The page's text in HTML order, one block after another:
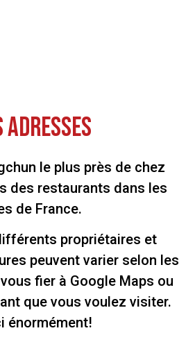
Adresses
le plus près de chez
des restaurants dans les
de France.
propriétaires et
peuvent varier selon les
fier à Google Maps ou
que vous voulez visiter.
énormément!